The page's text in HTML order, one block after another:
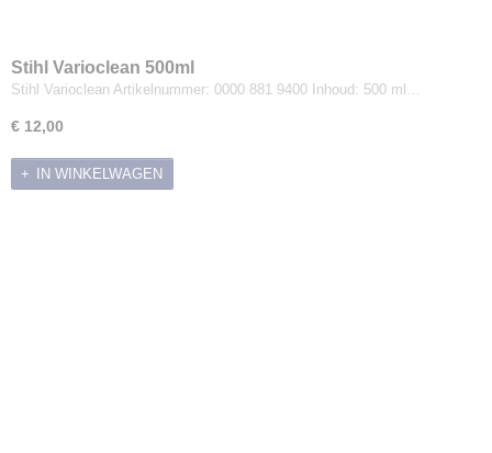
Stihl Varioclean 500ml
Stihl Varioclean Artikelnummer: 0000 881 9400 Inhoud: 500 ml…
€ 12,00
IN WINKELWAGEN